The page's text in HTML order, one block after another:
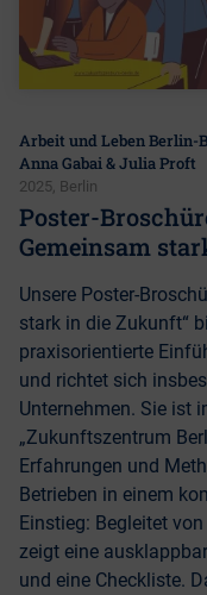
Arbeit und Leben
Anna Gabai & Julia Proft
2025, Berlin
Poster-
Gemeinsam
Unsere Poster-
stark in die Zukunft“
praxisorientierte
und richtet sich
Unternehmen. Sie ist
„Zukunftszentrum
Erfahrungen und
Betrieben in einem
Einstieg: Begleitet
zeigt eine
und eine Checkliste.